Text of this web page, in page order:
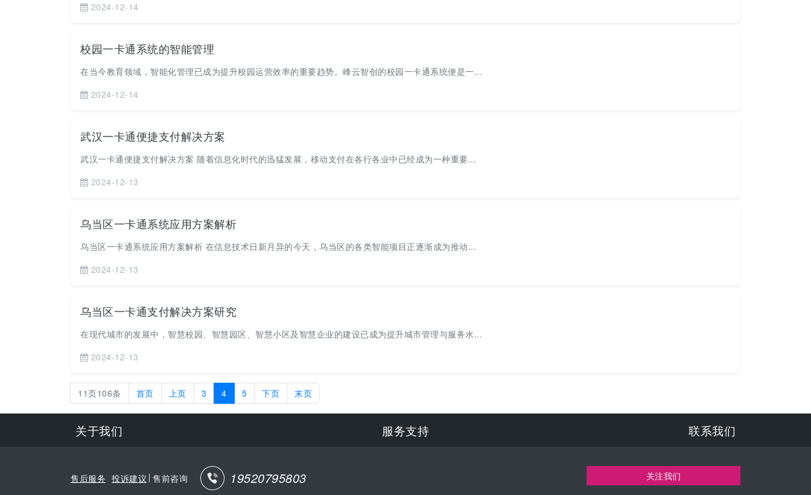
2024-12-14
校园一卡通系统的智能管理
在当今教育领域，智能化管理已成为提升校园运营效率的重要趋势。峰云智创的校园一卡通系统便是一...
2024-12-14
武汉一卡通便捷支付解决方案
武汉一卡通便捷支付解决方案 随着信息化时代的迅猛发展，移动支付在各行各业中已经成为一种重要...
2024-12-13
乌当区一卡通系统应用方案解析
乌当区一卡通系统应用方案解析 在信息技术日新月异的今天，乌当区的各类智能项目正逐渐成为推动...
2024-12-13
乌当区一卡通支付解决方案研究
在现代城市的发展中，智慧校园、智慧园区、智慧小区及智慧企业的建设已成为提升城市管理与服务水...
2024-12-13
11页106条 首页 上页 3 4 5 下页 末页
关于我们 服务支持 联系我们
售后服务 投诉建议 售前咨询 19520795803 关注我们